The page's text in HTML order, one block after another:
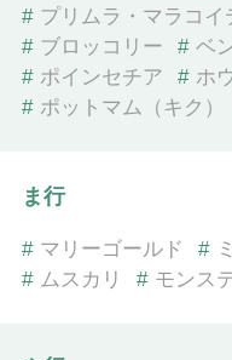
# プリムラ・マラコイ
# ブロッコリー # ベ
# ポインセチア # ホ
# ポットマム（キク）
ま行
# マリーゴールド #
# ムスカリ # モンス